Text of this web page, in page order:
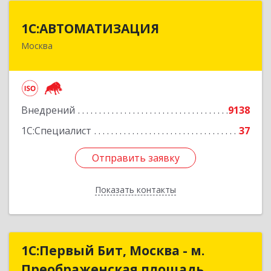
1С:АВТОМАТИЗАЦИЯ
Москва
Внедрений
9138
1С:Специалист
37
Отправить заявку
Показать контакты
111024, Москва г, Энтузиастов 1-я ул, дом №
Отправить заявку
Назад
1С:Первый Бит, Москва - м.
1С:Первый Бит, Москва - м.